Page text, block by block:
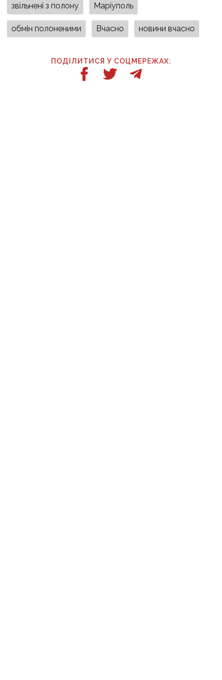
звільнені з полону Маріуполь
обмін полоненими Вчасно новини вчасно
ПОДІЛИТИСЯ У СОЦМЕРЕЖАХ: